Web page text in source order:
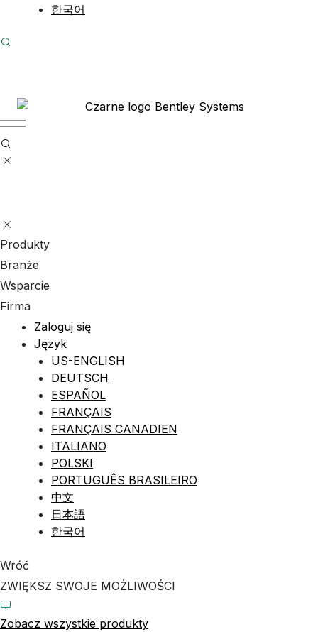
한국어
Produkty
Branże
Wsparcie
Firma
Zaloguj się
Język
US-ENGLISH
DEUTSCH
ESPAÑOL
FRANÇAIS
FRANÇAIS CANADIEN
ITALIANO
POLSKI
PORTUGUÊS BRASILEIRO
中文
日本語
한국어
Wróć
ZWIĘKSZ SWOJE MOŻLIWOŚCI
Zobacz wszystkie produkty